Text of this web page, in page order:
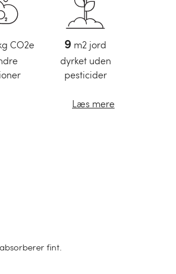
CO2e
10 m2 jord
dyrket uden
pesticider
Læs mere
fint.